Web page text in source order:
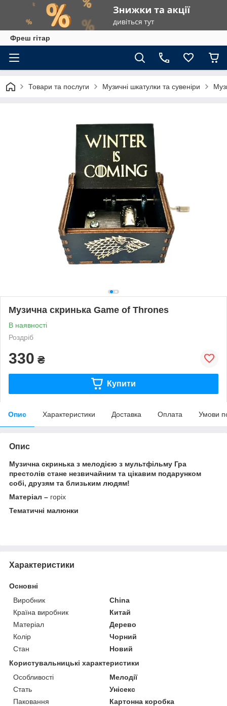
Фреш гітар
Товари та послуги Музичні шкатулки та сувеніри
Музична скринька Game of Thrones
В наявності
Роздріб
330 ₴
Купити
Опис Характеристики Доставка Оплата Умови
Опис
Музична скринька з мелодією з мультфільму Гра
престолів стане незвичайним та цікавим подарунком
собі, друзям та близьким людям!
Матеріал – горіх
Тематичні малюнки
Характеристики
Основні
Виробник
China
Країна виробник
Китай
Матеріал
Дерево
Колір
Чорний
Стан
Новий
Користувальницькі характеристики
Особливості
Мелодії
Стать
Унісекс
Паковання
Картонна коробка